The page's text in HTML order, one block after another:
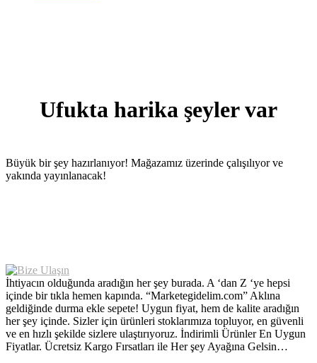
Ufukta harika şeyler var
Büyük bir şey hazırlanıyor! Mağazamız üzerinde çalışılıyor ve
yakında yayınlanacak!
İhtiyacın olduğunda aradığın her şey burada. A ‘dan Z ‘ye hepsi
içinde bir tıkla hemen kapında. “Marketegidelim.com” Aklına
geldiğinde durma ekle sepete! Uygun fiyat, hem de kalite aradığın
her şey içinde. Sizler için ürünleri stoklarımıza topluyor, en güvenli
ve en hızlı şekilde sizlere ulaştırıyoruz. İndirimli Ürünler En Uygun
Fiyatlar. Ücretsiz Kargo Fırsatları ile Her şey Ayağına Gelsin…